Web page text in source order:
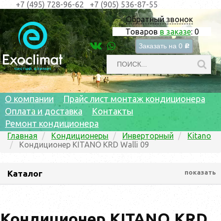
Обратный звонок
Товаров в заказе: 0
Заказать на 0 c
+7 (495) 728-96-62 +7 (905) 536-87-55
О компании
Прайс лист монтаж кондиционера
Оплата и доставка
Контакты
Ремонт кондиционера
Главная Кондиционеры Инверторный
Kitano
Кондиционер KITANO KRD Walli 09
Каталог показать